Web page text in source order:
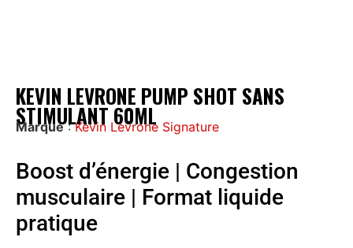
KEVIN LEVRONE PUMP SHOT SANS
STIMULANT 60ML
Marque:Kevin Levrone Signature
Boost d’énergie | Congestion
musculaire | Format liquide
pratique